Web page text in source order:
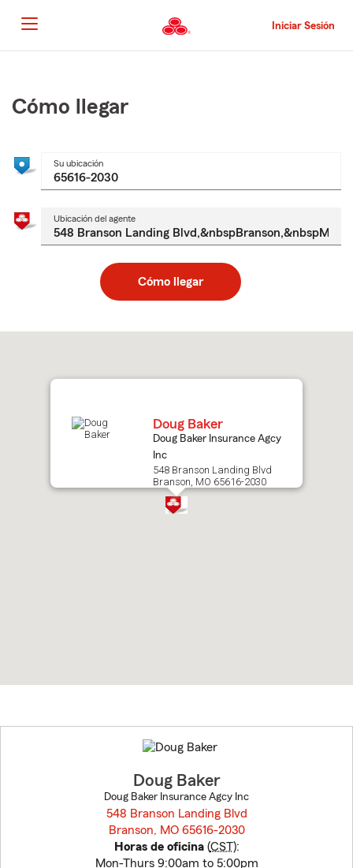
al
contenido
principal
Iniciar Sesión
principal
Cómo llegar
Su ubicación
Ubicación del agente
Cómo llegar
to
Doug Baker
Doug Baker Insurance Agcy
Inc
548 Branson Landing Blvd
Branson, MO 65616-2030
to
before
Doug Baker
Doug Baker Insurance Agcy Inc
548 Branson Landing Blvd
Branson, MO 65616-2030
Horas de oficina(CST):
Mon-Thurs 9:00am to 5:00pm